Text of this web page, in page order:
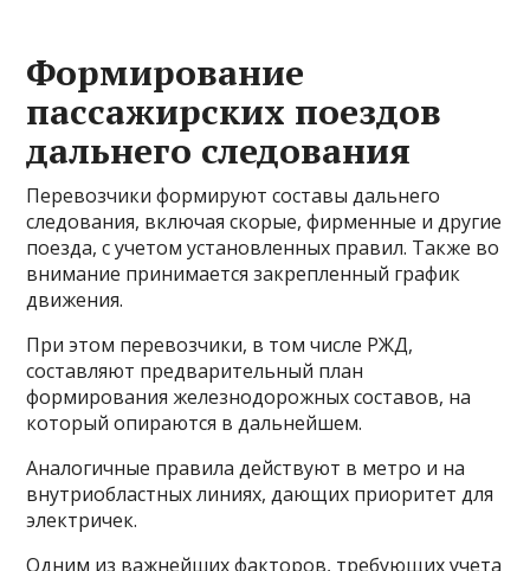
Формирование
пассажирских поездов
дальнего следования
Перевозчики формируют составы дальнего
следования, включая скорые, фирменные и другие
поезда, с учетом установленных правил. Также во
внимание принимается закрепленный график
движения.
При этом перевозчики, в том числе РЖД,
составляют предварительный план
формирования железнодорожных составов, на
который опираются в дальнейшем.
Аналогичные правила действуют в метро и на
внутриобластных линиях, дающих приоритет для
электричек.
Одним из важнейших факторов, требующих учета